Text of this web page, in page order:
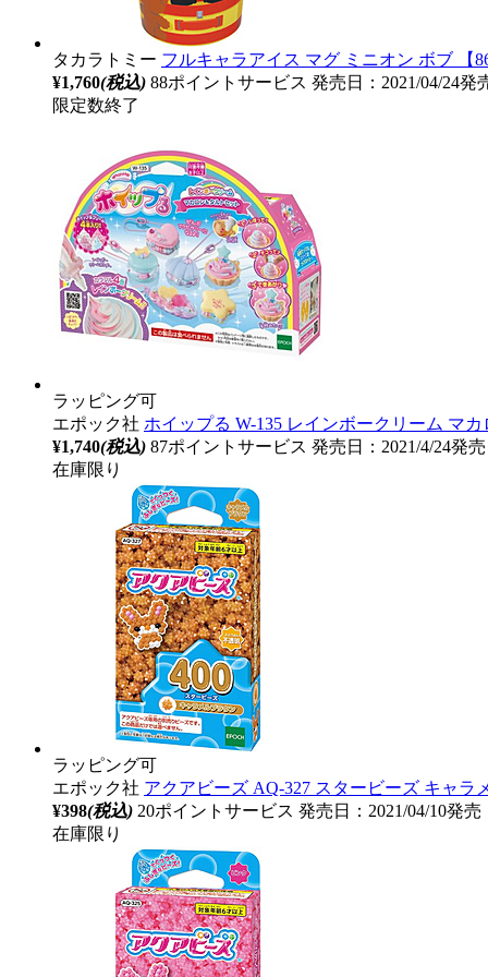
タカラトミー フルキャラアイス マグ ミニオン ボブ 【
¥1,760(税込) 88ポイントサービス 発売日：2021/04/24発
限定数終了
ラッピング可
エポック社 ホイップる W-135 レインボークリーム マ
¥1,740(税込) 87ポイントサービス 発売日：2021/4/24発売
在庫限り
ラッピング可
エポック社 アクアビーズ AQ-327 スタービーズ キャラ
¥398(税込) 20ポイントサービス 発売日：2021/04/10発売
在庫限り